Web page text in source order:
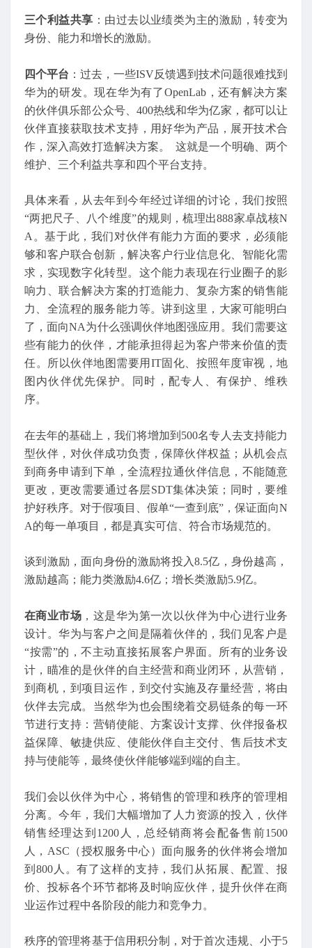
三个利益共享 ：由过去以业绩类为主的激励，转变为
身份、能力和增长的激励。
四个平台 ：过去，一些ISV反馈遇到技术问题很难找到
华为的研发。现在华为有了OpenLab，还有解决方案
的伙伴俱乐部公众号、400热线和华为亿家，都可以让
伙伴直接获取技术支持，用好华为产品，展开技术合
作，深入高效打造解决方案。 这就是一个明确、两个
维护、三个利益共享和四个平台支持。
具体来看，从去年到今年经过详细的讨论，我们按照
“两把尺子、八个维度”的规则，梳理出888家卓战核N
A。基于此，我们对伙伴有能力方面的要求，必须能
够和客户联合创新，解决客户行业信息化、智能化需
求，实现数字化转型。这个能力表现在行业圈子的影
响力、联合解决方案的打造能力、复杂方案的销售能
力、全流程的服务能力等。讲到这里，大家可能明白
了，面向NA为什么强调伙伴地图强应用。我们需要这
些有能力的伙伴，才能承担得起为客户带来价值的责
任。所以伙伴地图需要用IT固化、按照年度审视，地
图内伙伴优先保护。同时，配专人、有保护、维秩
序。
在去年的基础上，我们将增加到500名专人去支持能力
型伙伴，对伙伴成功负责，保障伙伴权益；从机会点
到商务申请到下单，全流程拉通伙伴信息，不能随意
更改，更改需要通过各层SDT集体决策；同时，要维
护好秩序。对于假项目、假单“一查到底”，保证面向N
A的每一单项目，都是真实可信、符合市场规范的。
谈到激励，面向身份的激励将投入8.5亿，身份越高，
激励越高；能力类激励4.6亿；增长类激励5.9亿。
在商业市场 ，这是华为第一次以伙伴为中心进行业务
设计。华为与客户之间是隔着伙伴的，我们见客户是
“按需”的，不主动直接拓展客户界面。所有的业务设
计，瞄准的是伙伴的自主经营和商业闭环，从营销，
到商机，到项目运作，到交付实施及存量经营，将由
伙伴去完成。当然华为也会围绕着交易链条的每一环
节进行支持：营销使能、方案设计支撑、伙伴报备权
益保障、敏捷供应、使能伙伴自主交付、售后技术支
持与使能等，最终使伙伴能够端到端的自主。
我们会以伙伴为中心，将销售的管理和秩序的管理相
分离。今年，我们大幅增加了人力资源的投入，伙伴
销售经理达到1200人，总经销商将会配备售前1500
人，ASC（授权服务中心）面向服务的伙伴将会增加
到800人。有了这样的支持，我们从拓展、配置、报
价、投标各个环节都将及时响应伙伴，提升伙伴在商
业运作过程中各阶段的能力和竞争力。
秩序的管理将基于信用积分制，对于首次违规、小于5